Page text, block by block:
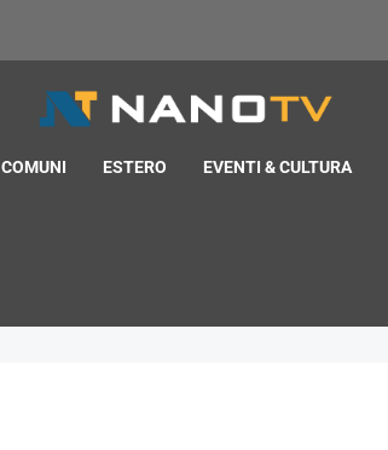
COMUNI ESTERO EVENTI & CULTURA